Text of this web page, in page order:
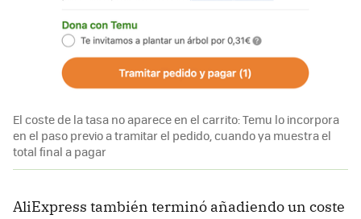
El coste de la tasa no aparece en el carrito: Temu lo incorpora
en el paso previo a tramitar el pedido, cuando ya muestra el
total final a pagar
AliExpress también terminó añadiendo un coste